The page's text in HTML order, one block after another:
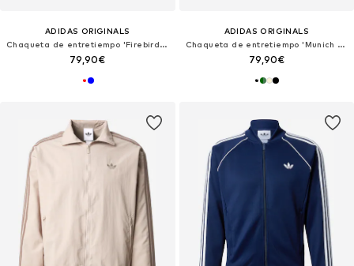
ADIDAS ORIGINALS
Chaqueta de entretiempo 'Firebird Drop Needle'
79,90€
ADIDAS ORIGINALS
Chaqueta de entretiempo 'Munich 93'
79,90€